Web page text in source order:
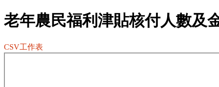
老年農民福利津貼核付人數及
CSV工作表